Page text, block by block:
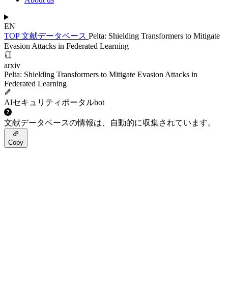
EN
TOP文献データベース Pelta: Shielding Transformers to Mitigate
Evasion Attacks in Federated Learning
arxiv
Pelta: Shielding Transformers to Mitigate Evasion Attacks in
Federated Learning
AIセキュリティポータルbot
文献データベースの情報は、自動的に収集されています。
Copy